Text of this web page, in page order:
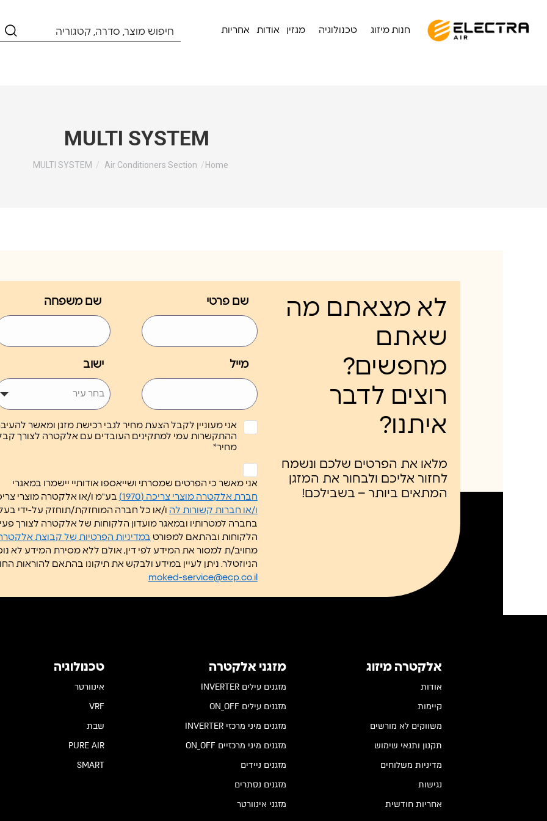
חנות מיזוג טכנולוגיה מגזין אודות אחריות
MULTI SYSTEM
Home
Air Conditioners Section
MULTI SYSTEM
לא מצאתם מה
שאתם
מחפשים?
רוצים לדבר
איתנו?
מלאו את הפרטים שלכם ונשמח
לחזור אליכם ולבחור את המזגן
המתאים ביותר – בשבילכם!
שם פרטי שם משפחה
מייל ישוב
אני מעוניין לקבל הצעת מחיר לגבי רכישת מזגן ומאשר
ההתקשרות עמי למתקינים העובדים עם אלקטרה לצורך
מחיר*
ללא
כותרת
אני מאשר כי הפרטים שמסרתי ושייאספו אודותיי יישמרו במאגרי
חברת אלקטרה מוצרי צריכה (1970)
בע"מ ו/או אלקטרה מוצרי צריכה (1951) בע"מ
ו/או חברות קשורות לה ו/או כל חברה המוחזקת/תוחזק על-ידי
בחברה למטרותיו ובמאגר מועדון הלקוחות של אלקטרה לצורך
הלקוחות ובהתאם למפורט במדיניות הפרטיות של קבוצת
מחויב/ת למסור את המידע לפי דין, אולם ללא מסירת המידע לא
הניוזטלר. ניתן לעיין במידע ולבקש את תיקונו בהתאם להוראות החוק. לפניות:
moked-service@ecp.co.il
אלקטרה מיזוג
אודות
קיימות
משווקים לא מורשים
תקנון ותנאי שימוש
מדיניות משלוחים
נגישות
אחריות חודשית
מזגני אלקטרה
מזגנים עילים INVERTER
מזגנים עילים ON_OFF
מזגנים מיני מרכזי INVERTER
מזגנים מיני מרכזיים ON_OFF
מזגנים ניידים
מזגנים נסתרים
מזגני אינוורטר
טכנולוגיה
אינוורטר
VRF
שבת
PURE AIR
SMART